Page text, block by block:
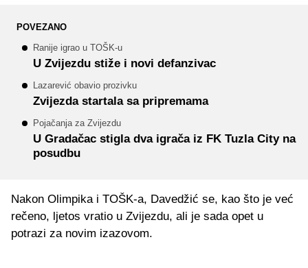
POVEZANO
Ranije igrao u TOŠK-u
U Zvijezdu stiže i novi defanzivac
Lazarević obavio prozivku
Zvijezda startala sa pripremama
Pojačanja za Zvijezdu
U Gradačac stigla dva igrača iz FK Tuzla City na
posudbu
Nakon Olimpika i TOŠK-a, Davedžić se, kao što je već
rečeno, ljetos vratio u Zvijezdu, ali je sada opet u
potrazi za novim izazovom.